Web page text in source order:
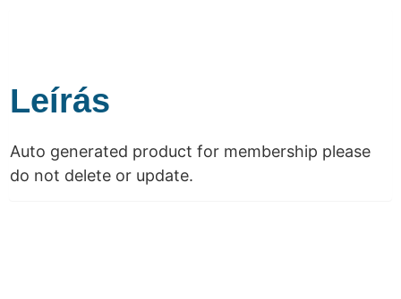
Leírás
Auto generated product for membership please
do not delete or update.